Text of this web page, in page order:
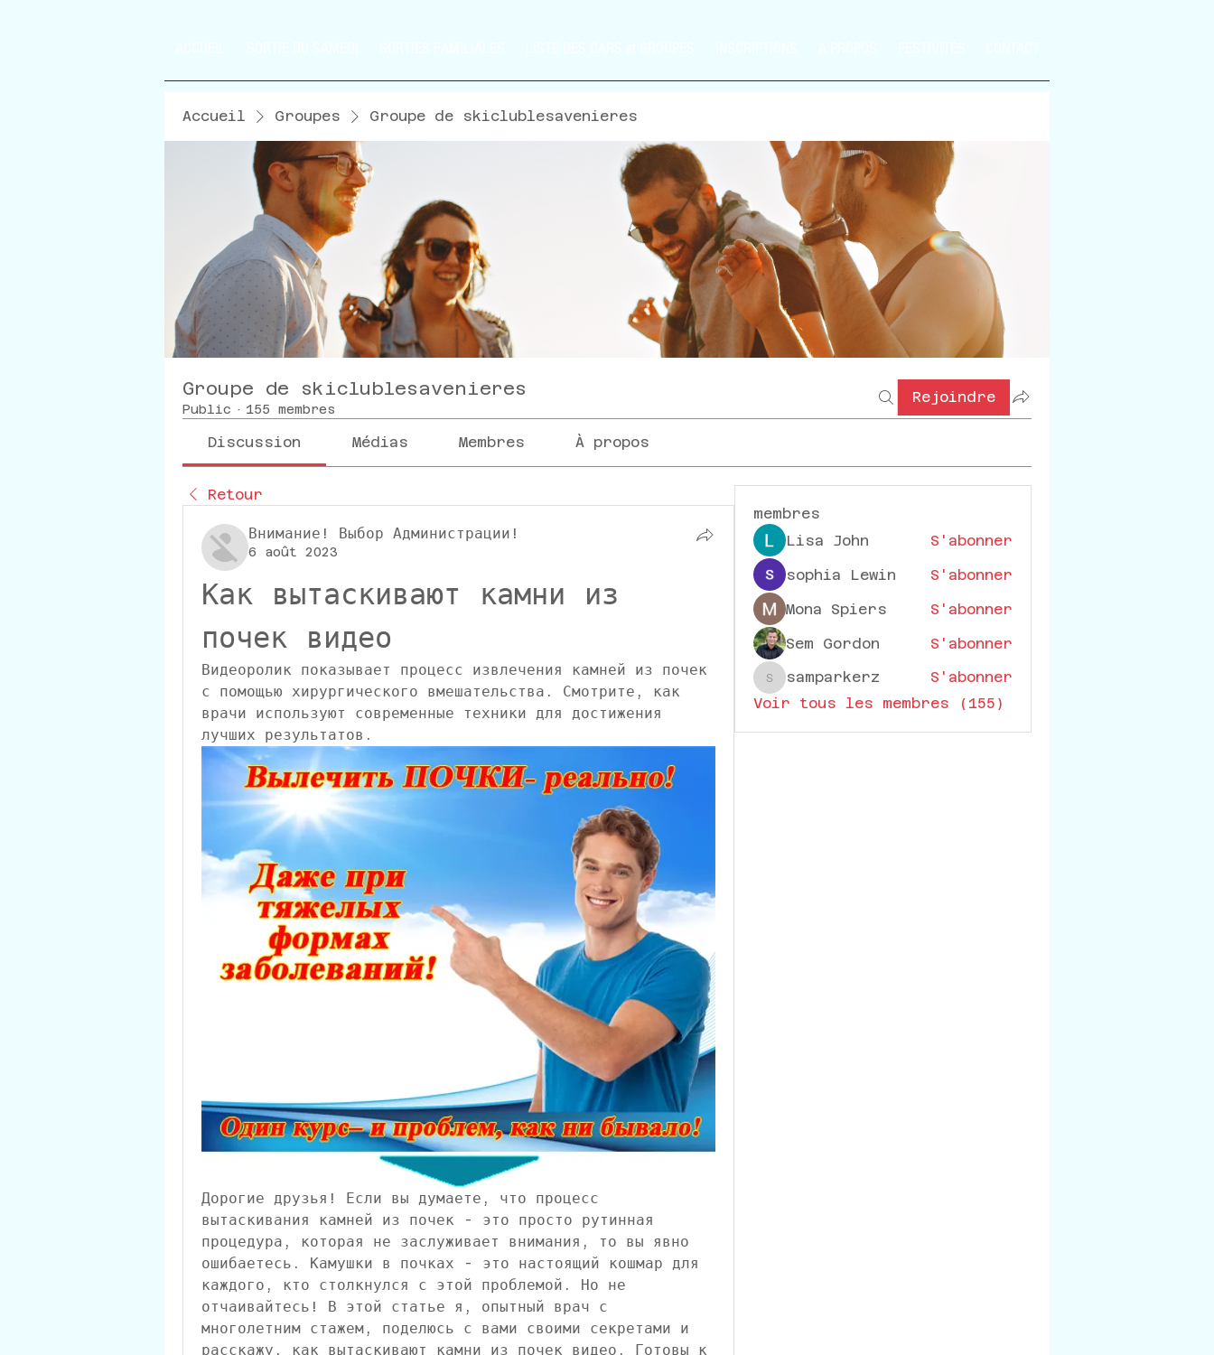
Accueil Groupes Groupe de skiclublesavenieres
Groupe de skiclublesavenieres
Public · 155 membres
Rejoindre
Discussion Médias Membres À propos
Retour
Внимание! Выбор Администрации!
6 août 2023
Как вытаскивают камни из
почек видео
Видеоролик показывает процесс извлечения камней из почек
с помощью хирургического вмешательства. Смотрите, как
врачи используют современные техники для достижения
лучших результатов.
Дорогие друзья! Если вы думаете, что процесс
вытаскивания камней из почек - это просто рутинная
процедура, которая не заслуживает внимания, то вы явно
ошибаетесь. Камушки в почках - это настоящий кошмар для
каждого, кто столкнулся с этой проблемой. Но не
отчаивайтесь! В этой статье я, опытный врач с
многолетним стажем, поделюсь с вами своими секретами и
расскажу, как вытаскивают камни из почек видео. Готовы к
membres
Lisa John
S'abonner
sophia Lewin
S'abonner
Mona Spiers
S'abonner
Sem Gordon
S'abonner
samparkerz
samparkerz
S'abonner
Voir tous les membres (155)